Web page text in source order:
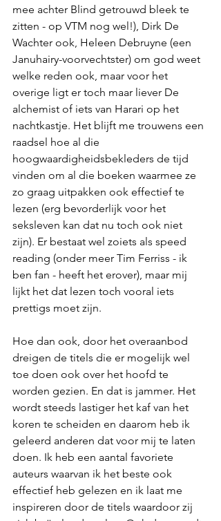
mee achter Blind getrouwd bleek te
zitten - op VTM nog wel!), Dirk De
Wachter ook, Heleen Debruyne (een
Januhairy-voorvechtster) om god weet
welke reden ook, maar voor het
overige ligt er toch maar liever De
alchemist of iets van Harari op het
nachtkastje. Het blijft me trouwens een
raadsel hoe al die
hoogwaardigheidsbekleders de tijd
vinden om al die boeken waarmee ze
zo graag uitpakken ook effectief te
lezen (erg bevorderlijk voor het
seksleven kan dat nu toch ook niet
zijn). Er bestaat wel zoiets als speed
reading (onder meer Tim Ferriss - ik
ben fan - heeft het erover), maar mij
lijkt het dat lezen toch vooral iets
prettigs moet zijn.
Hoe dan ook, door het overaanbod
dreigen de titels die er mogelijk wel
toe doen ook over het hoofd te
worden gezien. En dat is jammer. Het
wordt steeds lastiger het kaf van het
koren te scheiden en daarom heb ik
geleerd anderen dat voor mij te laten
doen. Ik heb een aantal favoriete
auteurs waarvan ik het beste ook
effectief heb gelezen en ik laat me
inspireren door de titels waardoor zij